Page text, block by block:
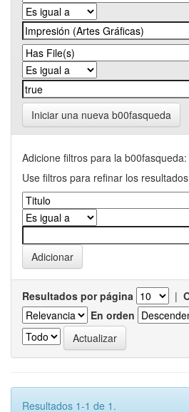
Iniciar una nueva b00fasqueda
Adicione filtros para la b00fasqueda:
Use filtros para refinar los
Resultados por página |
En orden
Resultados 1-1 de 1.